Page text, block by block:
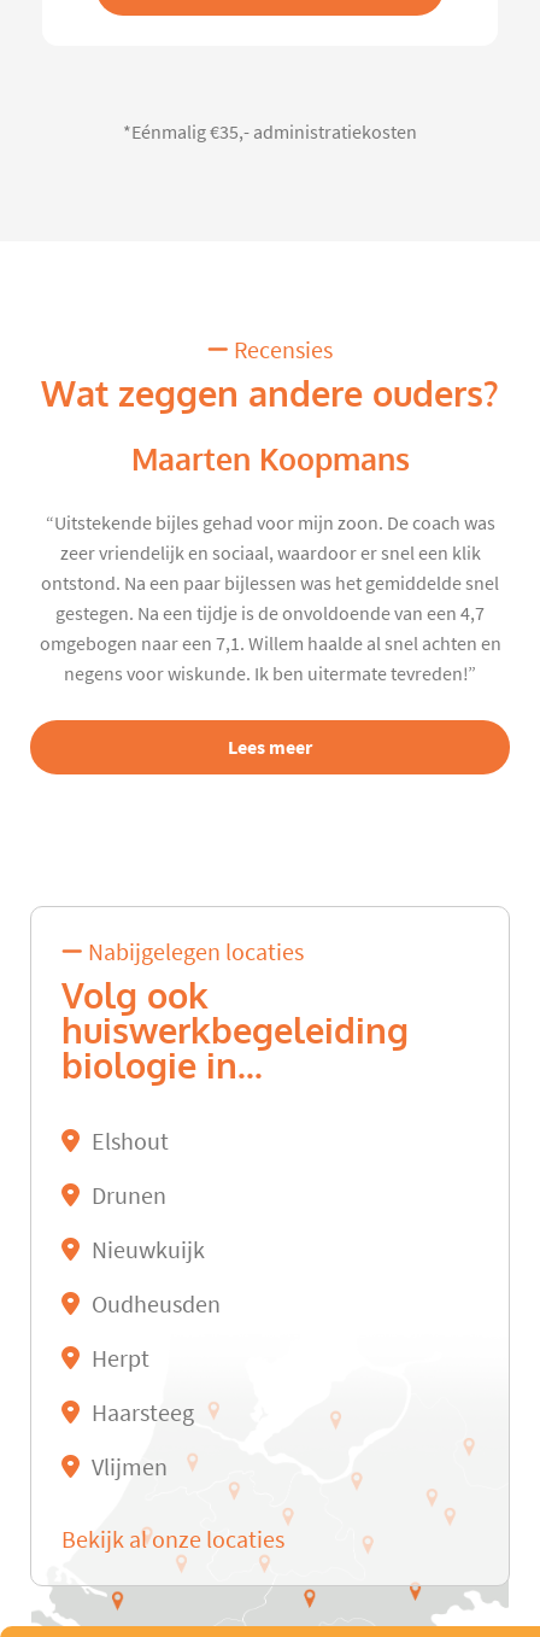
*Eénmalig €35,- administratiekosten
Recensies
Wat zeggen andere ouders?
Maarten Koopmans
“Uitstekende bijles gehad voor mijn zoon. De coach was
zeer vriendelijk en sociaal, waardoor er snel een klik
ontstond. Na een paar bijlessen was het gemiddelde snel
gestegen. Na een tijdje is de onvoldoende van een 4,7
omgebogen naar een 7,1. Willem haalde al snel achten en
negens voor wiskunde. Ik ben uitermate tevreden!”
Lees meer
Nabijgelegen locaties
Volg ook
huiswerkbegeleiding
biologie in...
Elshout
Drunen
Nieuwkuijk
Oudheusden
Herpt
Haarsteeg
Vlijmen
Bekijk al onze locaties